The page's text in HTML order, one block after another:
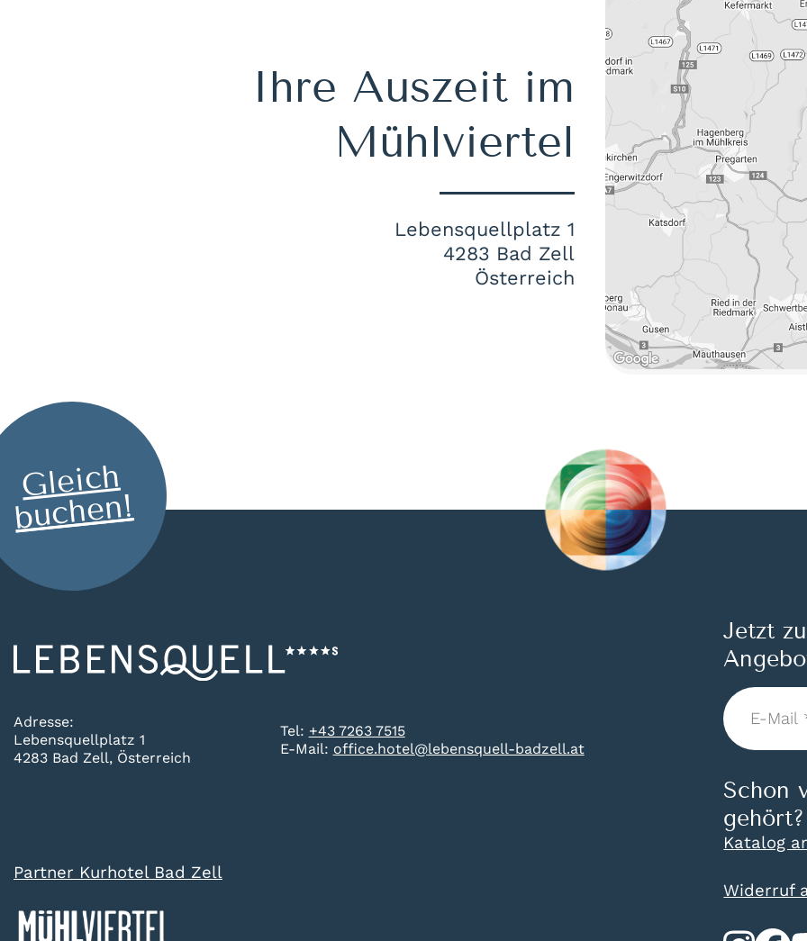
Ihre Auszeit im
Mühlviertel
Lebensquellplatz 1
4283 Bad Zell
Österreich
Gleich
buchen!
Adresse:
Lebensquellplatz 1
4283 Bad Zell, Österreich
Tel: +43 7263 7515
E-Mail: office.hotel@lebensquell-badzell.at
Partner Kurhotel Bad Zell
Jetzt
E-
Mail
*
Schon
gehört?
Katalog
Widerruf